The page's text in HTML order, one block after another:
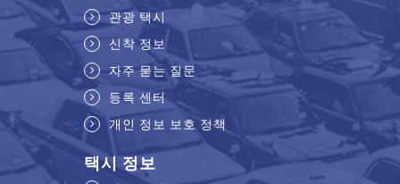
관광 택시
신착 정보
자주 묻는 질문
등록 센터
개인 정보 보호 정책
택시 정보